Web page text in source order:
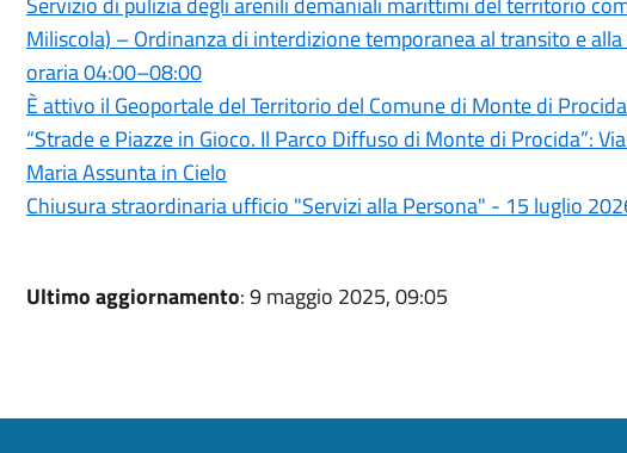
Miliscola) – Ordinanza di interdizione temporanea al transito e
oraria 04:00–08:00
È attivo il Geoportale del Territorio del Comune di Monte di Procida
“Strade e Piazze in Gioco. Il Parco Diffuso di Monte di Procida”:
Maria Assunta in Cielo
Chiusura straordinaria ufficio "Servizi alla Persona" - 15 luglio
Ultimo aggiornamento: 9 maggio 2025, 09:05